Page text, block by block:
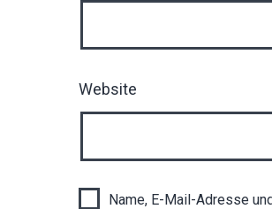
Website
Name, E-Mail-Adresse